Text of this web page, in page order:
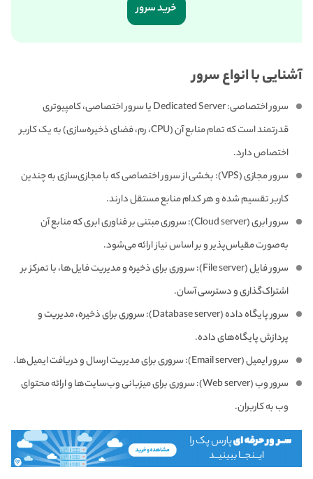
خرید سرور
آشنایی با انواع سرور
سرور اختصاصی: Dedicated Server یا سرور اختصاصی، کامپیوتری
قدرتمند است که تمام منابع آن (CPU، رم، فضای ذخیره‌سازی) به یک کاربر
اختصاص دارد.
سرور مجازی (VPS): بخشی از سرور اختصاصی که با مجازی‌سازی به چندین
کاربر تقسیم شده و هر کدام منابع مستقل دارند.
سرور ابری (Cloud server): سروری مبتنی بر فناوری ابری که منابع آن
به‌صورت مقیاس‌پذیر و بر اساس نیاز ارائه می‌شود.
سرور فایل (File server): سروری برای ذخیره و مدیریت فایل‌ها، با تمرکز بر
اشتراک‌گذاری و دسترسی آسان.
سرور پایگاه داده (Database server): سروری برای ذخیره، مدیریت و
پردازش پایگاه‌های داده.
سرور ایمیل (Email server): سروری برای مدیریت ارسال و دریافت ایمیل‌ها.
سرور وب (Web server): سروری برای میزبانی وب‌سایت‌ها و ارائه محتوای
وب به کاربران.